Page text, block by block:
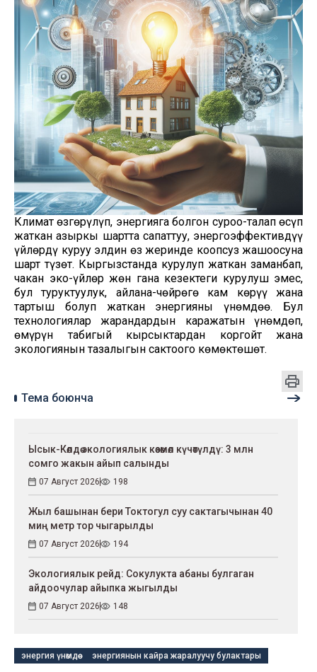
Климат өзгөрүлүп, энергияга болгон суроо-талап өсүп
жаткан азыркы шартта сапаттуу, энергоэффективдүү
үйлөрдү куруу элдин өз жеринде коопсуз жашоосуна
шарт түзөт. Кыргызстанда курулуп жаткан заманбап,
чакан эко-үйлөр жөн гана кезектеги курулуш эмес,
бул туруктуулук, айлана-чөйрөгө кам көрүү жана
тартыш болуп жаткан энергияны үнөмдөө. Бул
технологиялар жарандардын каражатын үнөмдөп,
өмүрүн табигый кырсыктардан коргойт жана
экологиянын тазалыгын сактоого көмөктөшөт.
Тема боюнча
Ысык-Көлдө экологиялык көзөмөл күчөтүлдү: 3 млн
сомго жакын айып салынды
07 Август 2026 198
Жыл башынан бери Токтогул суу сактагычынан 40
миң метр тор чыгарылды
07 Август 2026 194
Экологиялык рейд: Сокулукта абаны булгаган
айдоочулар айыпка жыгылды
07 Август 2026 148
энергия үнөмдөө энергиянын кайра жаралуучу булактары